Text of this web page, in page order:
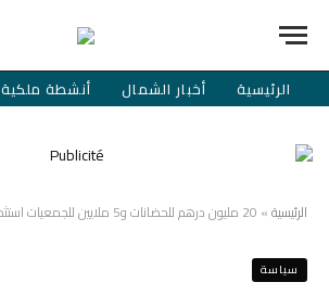
الرئيسية أخبار الشمال أنشطة ملكية
الرئيسية» 20 مليون درهم للحضانات و5 ملايين للجمعيات استثمارات جديدة لتقوية الأسرة المغربية
سياسة